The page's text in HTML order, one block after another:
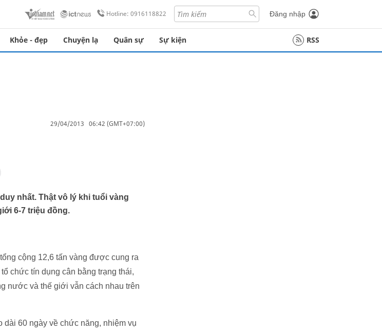
Hotline: 0916118822 Đăng nhập
Khỏe - đẹp Chuyện lạ Quân sự Sự kiện RSS
29/04/2013 06:42 (GMT+07:00)
nhất. Thật vô lý khi tuổi vàng
6-7 triệu đồng.
cộng 12,6 tấn vàng được cung ra
chức tín dụng cân bằng trạng thái,
nước và thế giới vẫn cách nhau trên
60 ngày về chức năng, nhiệm vụ